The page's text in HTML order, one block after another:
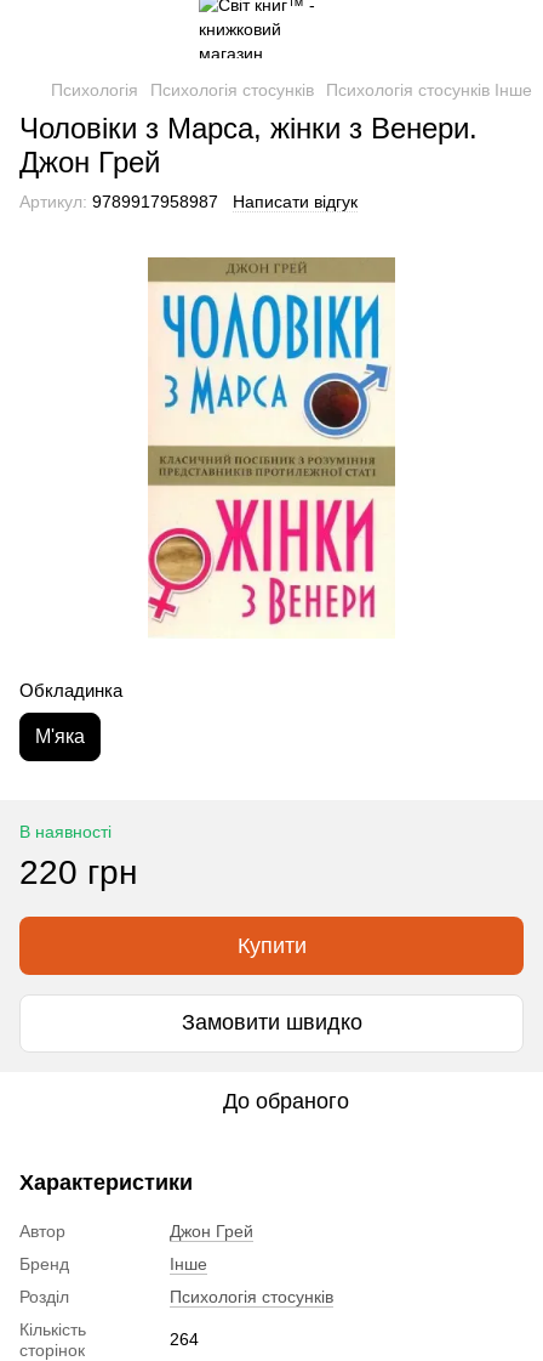
Психологія Психологія стосунків Психологія стосунків Інше
Чоловіки з Марса, жінки з Венери.
Джон Грей
Артикул: 9789917958987 Написати відгук
Обкладинка
М'яка
В наявності
220 грн
Купити
Замовити швидко
До обраного
Характеристики
Автор
Джон Грей
Бренд
Інше
Розділ
Психологія стосунків
Кількість
сторінок
264